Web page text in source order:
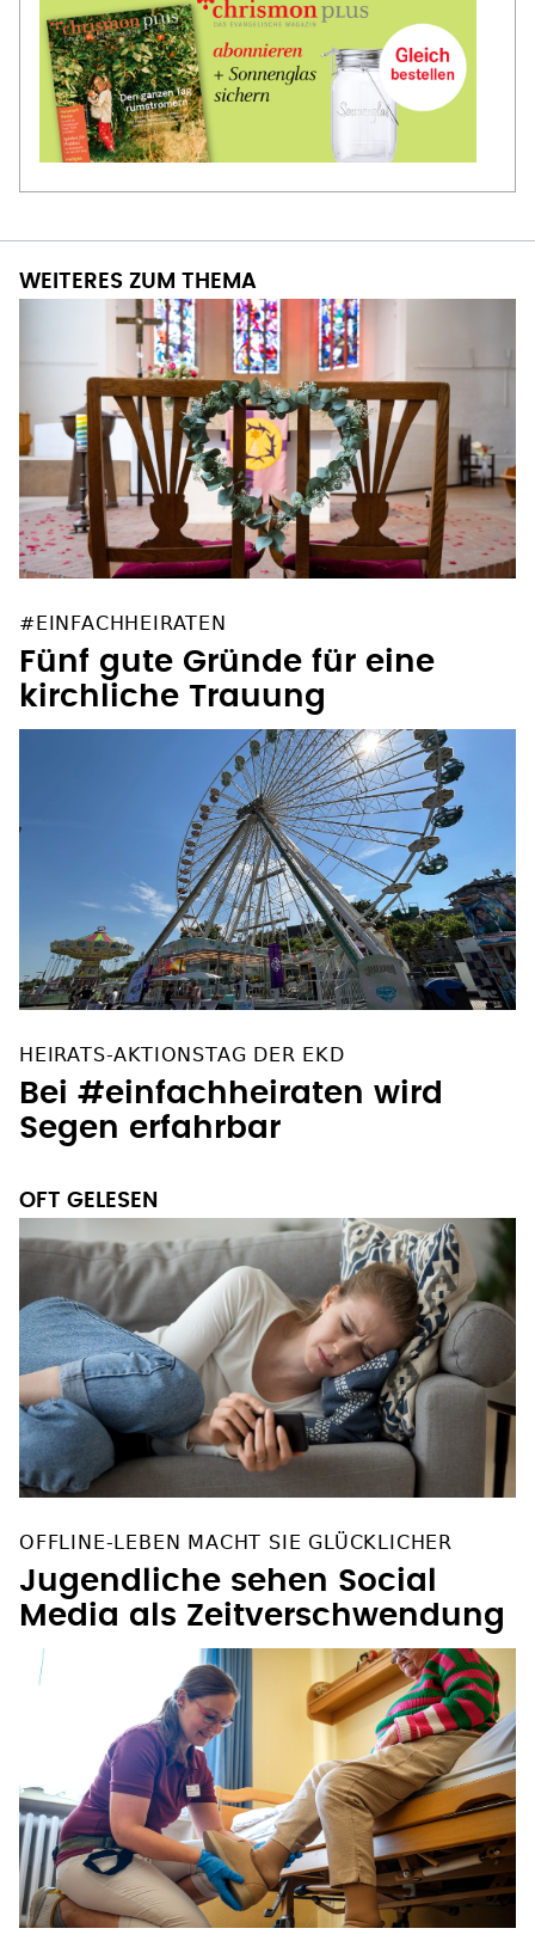
WEITERES ZUM THEMA
#EINFACHHEIRATEN
Fünf gute Gründe für eine
kirchliche Trauung
HEIRATS-AKTIONSTAG DER EKD
Bei #einfachheiraten wird
Segen erfahrbar
OFT GELESEN
OFFLINE-LEBEN MACHT SIE GLÜCKLICHER
Jugendliche sehen Social
Media als Zeitverschwendung